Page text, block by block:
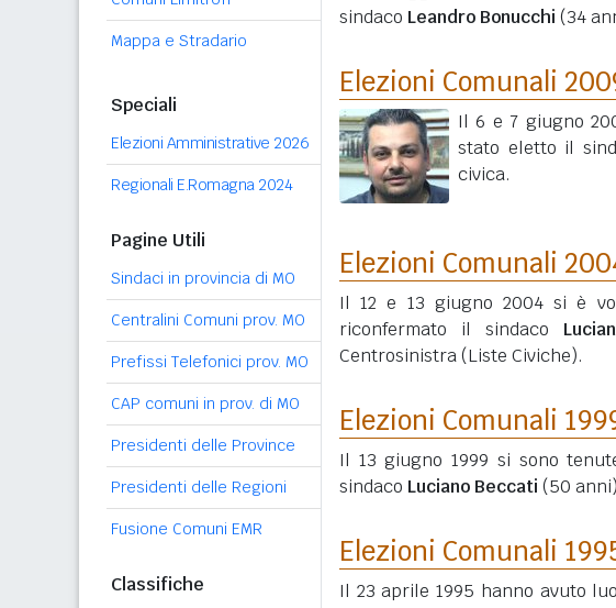
Mappa e Stradario
Speciali
Elezioni Amministrative 2026
Regionali E.Romagna 2024
Pagine Utili
Sindaci in provincia di MO
Centralini Comuni prov. MO
Prefissi Telefonici prov. MO
CAP comuni in prov. di MO
Presidenti delle Province
Presidenti delle Regioni
Fusione Comuni EMR
Classifiche
sindaco Leandro Bonucchi (34
Elezioni Comunali
Il 6 e 7 giugno
stato eletto il
civica.
Elezioni Comunali
Il 12 e 13 giugno 2004 si è
riconfermato il sindaco
Centrosinistra (Liste Civiche).
Elezioni Comunali
Il 13 giugno 1999 si sono
sindaco Luciano Beccati (50 anni)
Elezioni Comunali
Il 23 aprile 1995 hanno avuto